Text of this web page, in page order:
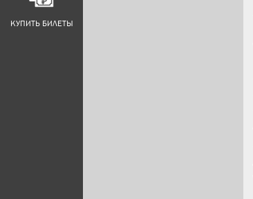
КУПИТЬ БИЛЕТЫ